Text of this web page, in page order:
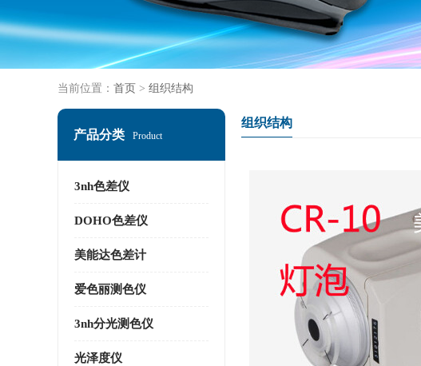
当前位置： 首页 > 组织结构
产品分类 Product
3nh色差仪
DOHO色差仪
美能达色差计
爱色丽测色仪
3nh分光测色仪
光泽度仪
组织结构